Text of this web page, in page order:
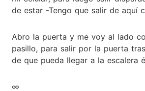
de estar -Tengo que salir de aquí
Abro la puerta y me voy al lado
pasillo, para salir por la puerta
de que pueda llegar a la escalera
∞